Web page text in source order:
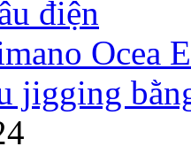
Ocea
jigging